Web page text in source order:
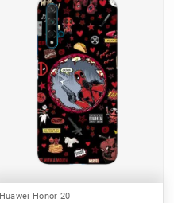
Huawei Honor 20